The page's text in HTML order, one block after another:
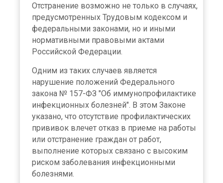
Отстранение возможно не только в случаях,
предусмотренных Трудовым кодексом и
федеральными законами, но и иными
нормативными правовыми актами
Российской Федерации.
Одним из таких случаев является
нарушение положений Федерального
закона № 157-ФЗ "Об иммунопрофилактике
инфекционных болезней". В этом Законе
указано, что отсутствие профилактических
прививок влечет отказ в приеме на работы
или отстранение граждан от работ,
выполнение которых связано с высоким
риском заболевания инфекционными
болезнями.